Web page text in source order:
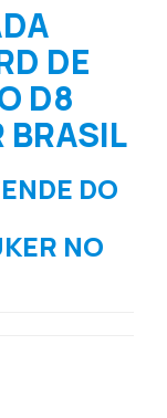
DE
D8
BRASIL
DO
NO